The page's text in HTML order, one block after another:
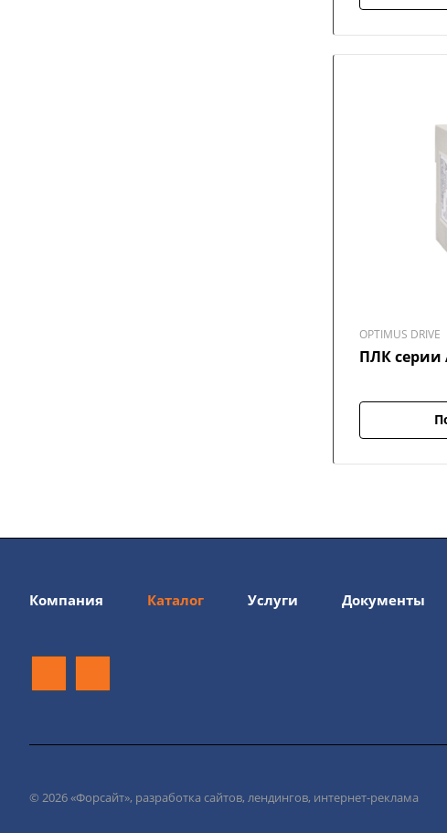
OPTIMUS DRIVE
ПЛК серии
Компания Каталог Услуги Документы
© 2026 «Форсайт», разработка сайтов, лендингов, интернет-реклама